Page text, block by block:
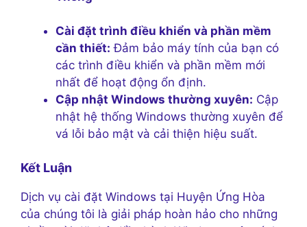
Cài đặt trình điều khiển và phần mềm
cần thiết: Đảm bảo máy tính của bạn có
các trình điều khiển và phần mềm mới
nhất để hoạt động ổn định.
Cập nhật Windows thường xuyên: Cập
nhật hệ thống Windows thường xuyên để
vá lỗi bảo mật và cải thiện hiệu suất.
Kết Luận
Dịch vụ cài đặt Windows tại Huyện Ứng Hòa
của chúng tôi là giải pháp hoàn hảo cho những